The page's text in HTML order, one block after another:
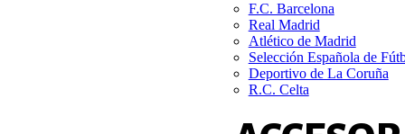
F.C. Barcelona
Real Madrid
Atlético de Madrid
Selección Española de
Deportivo de La Coruña
R.C. Celta